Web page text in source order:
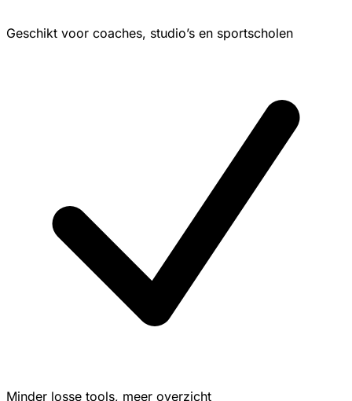
Geschikt voor coaches, studio’s en sportscholen
Minder losse tools, meer overzicht